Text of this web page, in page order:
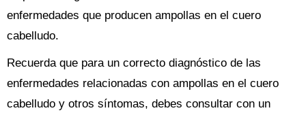
enfermedades que producen ampollas en el cuero
cabelludo.
Recuerda que para un correcto diagnóstico de las
enfermedades relacionadas con ampollas en el cuero
cabelludo y otros síntomas, debes consultar con un